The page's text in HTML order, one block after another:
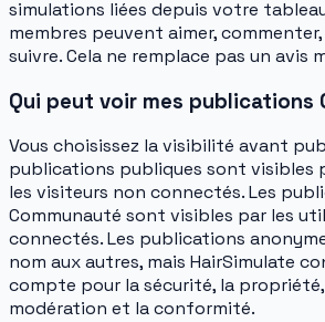
simulations liées depuis votre
membres peuvent aimer,
suivre. Cela ne remplace pas un avis
Qui peut voir mes publications
Vous choisissez la visibilité avant
publications publiques sont visibles
les visiteurs non connectés. Les
Communauté sont visibles par les
connectés. Les publications
nom aux autres, mais HairSimulate
compte pour la sécurité, la
modération et la conformité.